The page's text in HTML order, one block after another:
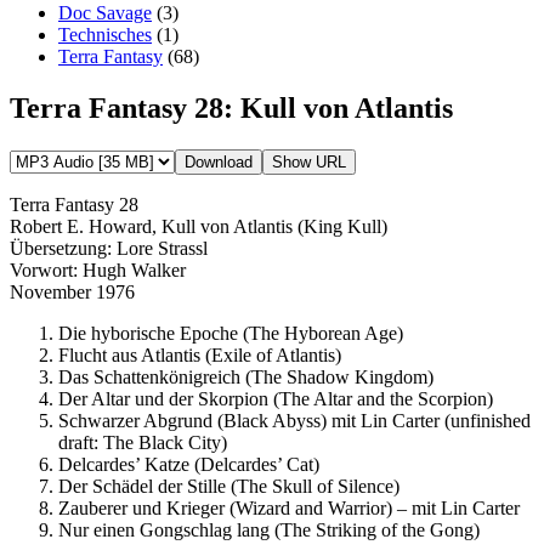
Doc Savage (3)
Technisches (1)
Terra Fantasy (68)
Terra Fantasy 28: Kull von Atlantis
Download Show URL
Terra Fantasy 28
Robert E. Howard, Kull von Atlantis (King Kull)
Übersetzung: Lore Strassl
Vorwort: Hugh Walker
November 1976
Die hyborische Epoche (The Hyborean Age)
Flucht aus Atlantis (Exile of Atlantis)
Das Schattenkönigreich (The Shadow Kingdom)
Der Altar und der Skorpion (The Altar and the Scorpion)
Schwarzer Abgrund (Black Abyss) mit Lin Carter (unfinished
draft: The Black City)
Delcardes’ Katze (Delcardes’ Cat)
Der Schädel der Stille (The Skull of Silence)
Zauberer und Krieger (Wizard and Warrior) – mit Lin Carter
Nur einen Gongschlag lang (The Striking of the Gong)